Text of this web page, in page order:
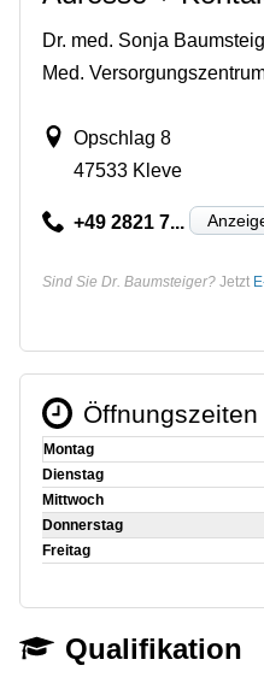
Dr. med. Sonja
Med.
Opschlag 8
47533 Kleve
+49 2821 7...
Sind Sie Dr. Baumsteiger? Jetzt
Öffnungszeiten
Montag
Dienstag
Mittwoch
Donnerstag
Freitag
Qualifikation